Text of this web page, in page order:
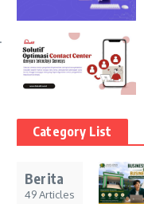
Category List
Berita
49 Articles